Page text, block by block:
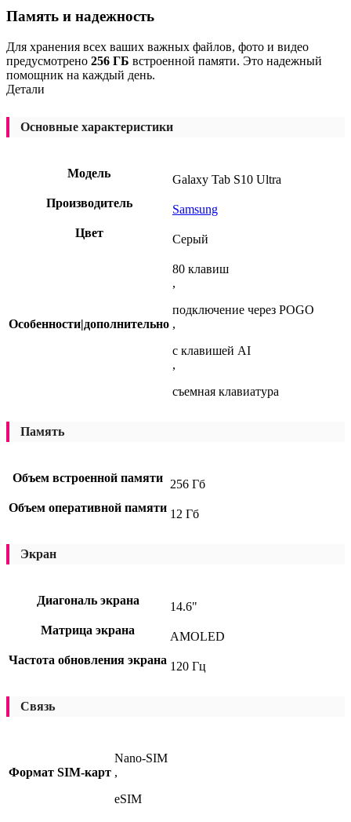
Память и надежность
Для хранения всех ваших важных файлов, фото и видео
предусмотрено 256 ГБ встроенной памяти. Это надежный
помощник на каждый день.
Детали
Основные характеристики
Модель
Galaxy Tab S10 Ultra
Производитель
Samsung
Цвет
Серый
Особенности|дополнительно
80 клавиш
,
подключение через POGO
,
с клавишей AI
,
съемная клавиатура
Память
Объем встроенной памяти 256 Гб
Объем оперативной памяти 12 Гб
Экран
Диагональ экрана
14.6"
Матрица экрана
AMOLED
Частота обновления экрана 120 Гц
Связь
Формат SIM-карт
Nano-SIM
,
eSIM